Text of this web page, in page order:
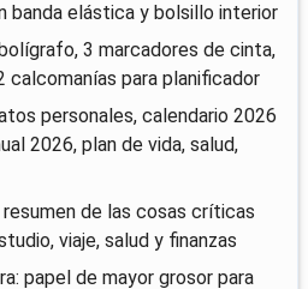
banda elástica y bolsillo interior
3 marcadores de cinta,
calcomanías para planificador
personales, calendario 2026
2026, plan de vida, salud,
de las cosas críticas
viaje, salud y finanzas
papel de mayor grosor para